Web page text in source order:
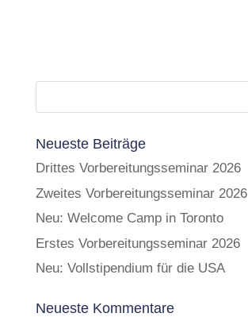
Neueste Beiträge
Drittes Vorbereitungsseminar 2026
Zweites Vorbereitungsseminar 2026
Neu: Welcome Camp in Toronto
Erstes Vorbereitungsseminar 2026
Neu: Vollstipendium für die USA
Neueste Kommentare